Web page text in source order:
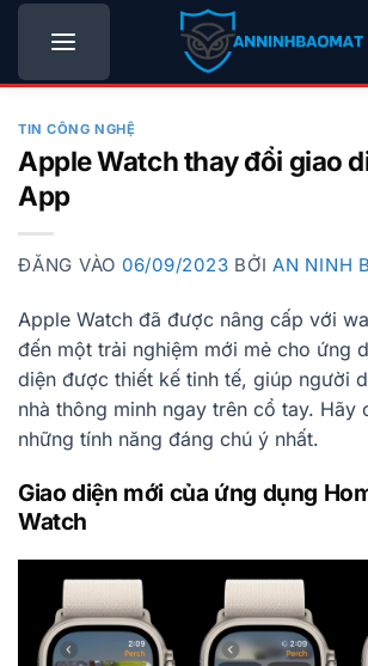
Bỏ
nội
TIN CÔNG NGHỆ
Apple Watch thay đổi giao
App
ĐĂNG VÀO 06/09/2023 BỞI AN NINH
Apple Watch đã được nâng cấp với
đến một trải nghiệm mới mẻ cho ứng
diện được thiết kế tinh tế, giúp người
nhà thông minh ngay trên cổ tay. Hãy
những tính năng đáng chú ý nhất.
Giao diện mới của ứng dụng
Watch